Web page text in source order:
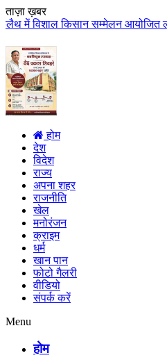
ताज़ा ख़बर
आयोजित लगभग 87.21 करोड़
होम
देश
विदेश
राज्य
अपना शहर
राजनीति
खेल
मनोरंजन
क्राइम
धर्म
खान पान
फोटो गैलरी
वीडियो
संपर्क करें
Menu
होम